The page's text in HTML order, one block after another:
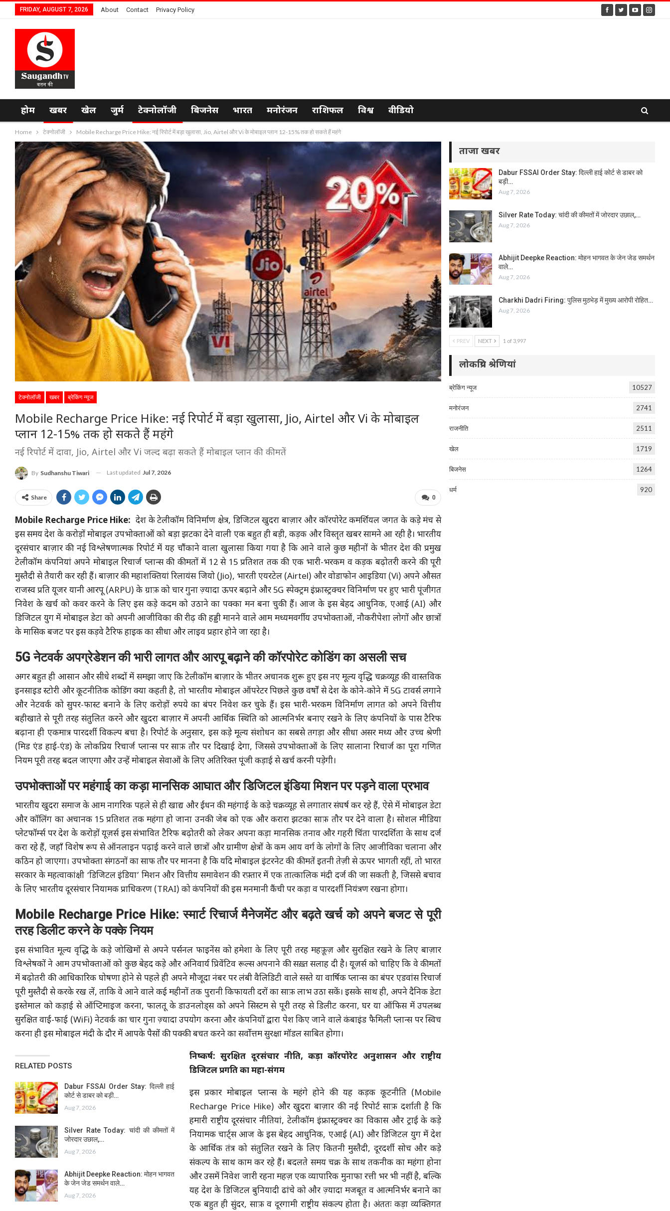
FRIDAY, AUGUST 7, 2026 About Contact Privacy Policy
होम खबर खेल जुर्म टेक्नोलॉजी बिजनेस भारत मनोरंजन राशिफल विश्व वीडियो
Home टेक्नोलॉजी Mobile Recharge Price Hike: नई रिपोर्ट में बड़ा खुलासा, Jio, Airtel और Vi के मोबाइल प्लान 12-15% तक हो सकते हैं महंगे
टेक्नोलॉजी खबर ब्रेकिंग न्यूज
Mobile Recharge Price Hike: नई रिपोर्ट में बड़ा खुलासा, Jio, Airtel और Vi के मोबाइल
प्लान 12-15% तक हो सकते हैं महंगे
नई रिपोर्ट में दावा, Jio, Airtel और Vi जल्द बढ़ा सकते हैं मोबाइल प्लान की कीमतें
By Sudhanshu Tiwari Last updated Jul 7, 2026
0
Share
Mobile Recharge Price Hike: देश के टेलीकॉम विनिर्माण क्षेत्र, डिजिटल खुदरा बाज़ार और कॉरपोरेट कमर्शियल जगत के कड़े मंच से
इस समय देश के करोड़ों मोबाइल उपभोक्ताओं को बड़ा झटका देने वाली एक बहुत ही बड़ी, कड़क और विस्तृत खबर सामने आ रही है। भारतीय
दूरसंचार बाज़ार की नई विश्लेषणात्मक रिपोर्ट में यह चौंकाने वाला खुलासा किया गया है कि आने वाले कुछ महीनों के भीतर देश की प्रमुख
टेलीकॉम कंपनियां अपने मोबाइल रिचार्ज प्लान्स की कीमतों में 12 से 15 प्रतिशत तक की एक भारी-भरकम व कड़क बढ़ोतरी करने की पूरी
मुस्तैदी से तैयारी कर रही हैं। बाज़ार की महाशक्तियां रिलायंस जियो (Jio), भारती एयरटेल (Airtel) और वोडाफोन आइडिया (Vi) अपने औसत
राजस्व प्रति यूजर यानी आरपू (ARPU) के ग्राफ़ को चार गुना ज़्यादा ऊपर बढ़ाने और 5G स्पेक्ट्रम इंफ्रास्ट्रक्चर विनिर्माण पर हुए भारी पूंजीगत
निवेश के खर्च को कवर करने के लिए इस कड़े कदम को उठाने का पक्का मन बना चुकी हैं। आज के इस बेहद आधुनिक, एआई (AI) और
डिजिटल युग में मोबाइल डेटा को अपनी आजीविका की रीढ़ की हड्डी मानने वाले आम मध्यमवर्गीय उपभोक्ताओं, नौकरीपेशा लोगों और छात्रों
के मासिक बजट पर इस कड़वे टैरिफ हाइक का सीधा और लाइव प्रहार होने जा रहा है।
5G नेटवर्क अपग्रेडेशन की भारी लागत और आरपू बढ़ाने की कॉरपोरेट कोडिंग का असली सच
अगर बहुत ही आसान और सीधे शब्दों में समझा जाए कि टेलीकॉम बाज़ार के भीतर अचानक शुरू हुए इस नए मूल्य वृद्धि चक्रव्यूह की वास्तविक
इनसाइड स्टोरी और कूटनीतिक कोडिंग क्या कहती है, तो भारतीय मोबाइल ऑपरेटर पिछले कुछ वर्षों से देश के कोने-कोने में 5G टावर्स लगाने
और नेटवर्क को सुपर-फास्ट बनाने के लिए करोड़ों रुपये का बंपर निवेश कर चुके हैं। इस भारी-भरकम विनिर्माण लागत को अपने वित्तीय
बहीखाते से पूरी तरह संतुलित करने और खुदरा बाज़ार में अपनी आर्थिक स्थिति को आत्मनिर्भर बनाए रखने के लिए कंपनियों के पास टैरिफ
बढ़ाना ही एकमात्र पारदर्शी विकल्प बचा है। रिपोर्ट के अनुसार, इस कड़े मूल्य संशोधन का सबसे तगड़ा और सीधा असर मध्य और उच्च श्रेणी
(मिड एंड हाई-एंड) के लोकप्रिय रिचार्ज प्लान्स पर साफ़ तौर पर दिखाई देगा, जिससे उपभोक्ताओं के लिए सालाना रिचार्ज का पूरा गणित
नियम पूरी तरह बदल जाएगा और उन्हें मोबाइल सेवाओं के लिए अतिरिक्त पूंजी कड़ाई से खर्च करनी पड़ेगी।
उपभोक्ताओं पर महंगाई का कड़ा मानसिक आघात और डिजिटल इंडिया मिशन पर पड़ने वाला प्रभाव
भारतीय खुदरा समाज के आम नागरिक पहले से ही खाद्य और ईंधन की महंगाई के कड़े चक्रव्यूह से लगातार संघर्ष कर रहे हैं, ऐसे में मोबाइल डेटा
और कॉलिंग का अचानक 15 प्रतिशत तक महंगा हो जाना उनकी जेब को एक और करारा झटका साफ़ तौर पर देने वाला है। सोशल मीडिया
प्लेटफॉर्म्स पर देश के करोड़ों यूज़र्स इस संभावित टैरिफ बढ़ोतरी को लेकर अपना कड़ा मानसिक तनाव और गहरी चिंता पारदर्शिता के साथ दर्ज
करा रहे हैं, जहाँ विशेष रूप से ऑनलाइन पढ़ाई करने वाले छात्रों और ग्रामीण क्षेत्रों के कम आय वर्ग के लोगों के लिए आजीविका चलाना और
कठिन हो जाएगा। उपभोक्ता संगठनों का साफ तौर पर मानना है कि यदि मोबाइल इंटरनेट की कीमतें इतनी तेज़ी से ऊपर भागती रहीं, तो भारत
सरकार के महत्वाकांक्षी ‘डिजिटल इंडिया’ मिशन और वित्तीय समावेशन की रफ़्तार में एक तात्कालिक मंदी दर्ज की जा सकती है, जिससे बचाव
के लिए भारतीय दूरसंचार नियामक प्राधिकरण (TRAI) को कंपनियों की इस मनमानी कैंची पर कड़ा व पारदर्शी नियंत्रण रखना होगा।
Mobile Recharge Price Hike: स्मार्ट रिचार्ज मैनेजमेंट और बढ़ते खर्च को अपने बजट से पूरी
तरह डिलीट करने के पक्के नियम
इस संभावित मूल्य वृद्धि के कड़े जोखिमों से अपने पर्सनल फाइनेंस को हमेशा के लिए पूरी तरह महफ़ूज़ और सुरक्षित रखने के लिए बाज़ार
विश्लेषकों ने आम उपभोक्ताओं को कुछ बेहद कड़े और अनिवार्य प्रिवेंटिव रूल्स अपनाने की सख़्त सलाह दी है। यूज़र्स को चाहिए कि वे कीमतों
में बढ़ोतरी की आधिकारिक घोषणा होने से पहले ही अपने मौजूदा नंबर पर लंबी वैलिडिटी वाले सस्ते या वार्षिक प्लान्स का बंपर एडवांस रिचार्ज
पूरी मुस्तैदी से करके रख लें, ताकि वे आने वाले कई महीनों तक पुरानी किफायती दरों का साफ़ लाभ उठा सकें। इसके साथ ही, अपने दैनिक डेटा
इस्तेमाल को कड़ाई से ऑप्टिमाइज करना, फालतू के डाउनलोड्स को अपने सिस्टम से पूरी तरह से डिलीट करना, घर या ऑफिस में उपलब्ध
सुरक्षित वाई-फाई (WiFi) नेटवर्क का चार गुना ज़्यादा उपयोग करना और कंपनियों द्वारा पेश किए जाने वाले कंबाइंड फैमिली प्लान्स पर स्विच
करना ही इस मोबाइल मंदी के दौर में आपके पैसों की पक्की बचत करने का सर्वोत्तम सुरक्षा मॉडल साबित होगा।
RELATED POSTS
Dabur FSSAI Order Stay: दिल्ली हाई
कोर्ट से डाबर को बड़ी…
Aug 7, 2026
Silver Rate Today: चांदी की कीमतों में
जोरदार उछाल,…
Aug 7, 2026
Abhijit Deepke Reaction: मोहन भागवत
के जेन जेड समर्थन वाले…
Aug 7, 2026
निष्कर्ष: सुरक्षित दूरसंचार नीति, कड़ा कॉरपोरेट अनुशासन और राष्ट्रीय
डिजिटल प्रगति का महा-संगम
इस प्रकार मोबाइल प्लान्स के महंगे होने की यह कड़क कूटनीति (Mobile
Recharge Price Hike) और खुदरा बाज़ार की नई रिपोर्ट साफ़ दर्शाती है कि
हमारी राष्ट्रीय दूरसंचार नीतियां, टेलीकॉम इंफ्रास्ट्रक्चर का विकास और ट्राई के कड़े
नियामक चार्ट्स आज के इस बेहद आधुनिक, एआई (AI) और डिजिटल युग में देश
के आर्थिक तंत्र को संतुलित रखने के लिए कितनी मुस्तैदी, दूरदर्शी सोच और कड़े
संकल्प के साथ काम कर रहे हैं। बदलते समय चक्र के साथ तकनीक का महंगा होना
और उसमें निवेश जारी रहना महज़ एक व्यापारिक मुनाफा रत्ती भर भी नहीं है, बल्कि
यह देश के डिजिटल बुनियादी ढांचे को और ज़्यादा मजबूत व आत्मनिर्भर बनाने का
एक बहुत ही सुंदर, साफ़ व दूरगामी राष्ट्रीय संकल्प होता है। अंततः कड़ा व्यक्तिगत
ताजा खबर
Dabur FSSAI Order Stay: दिल्ली हाई कोर्ट से डाबर को
बड़ी…
Aug 7, 2026
Silver Rate Today: चांदी की कीमतों में जोरदार उछाल,…
Aug 7, 2026
Abhijit Deepke Reaction: मोहन भागवत के जेन जेड समर्थन
वाले…
Aug 7, 2026
Charkhi Dadri Firing: पुलिस मुठभेड़ में मुख्य आरोपी रोहित…
Aug 7, 2026
PREV NEXT 1 of 3,997
लोकप्रिय श्रेणियां
ब्रेकिंग न्यूज 10527
मनोरंजन 2741
राजनीति 2511
खेल 1719
बिजनेस 1264
धर्म 920